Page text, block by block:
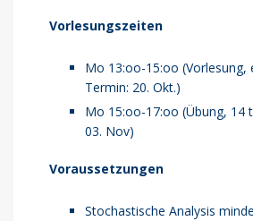
Vorlesungszeiten
Mo 13:oo-15:oo (Vorlesung,
Termin: 20. Okt.)
Mo 15:oo-17:oo (Übung, 14
03. Nov)
Voraussetzungen
Stochastische Analysis